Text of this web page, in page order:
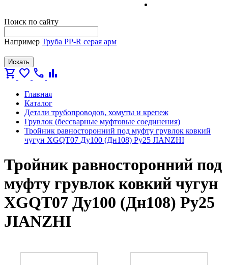
Поиск по сайту
Например Труба PP-R серая арм
Искать
shopping_cart favorite call bar_chart
Главная
Каталог
Детали трубопроводов, хомуты и крепеж
Грувлок (бессварные муфтовые соединения)
Тройник равносторонний под муфту грувлок ковкий
чугун XGQT07 Ду100 (Дн108) Ру25 JIANZHI
Тройник равносторонний под
муфту грувлок ковкий чугун
XGQT07 Ду100 (Дн108) Ру25
JIANZHI